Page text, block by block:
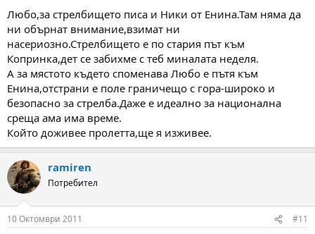
Любо,за стрелбището писа и Ники от Енина.Там няма да
ни обърнат внимание,взимат ни
насериозно.Стрелбището е по стария път към
Копринка,дет се забихме с теб миналата неделя.
А за мястото където споменава Любо е пътя към
Енина,отстрани е поле граничещо с гора-широко и
безопасно за стрелба.Даже е идеално за национална
среща ама има време.
Който доживее пролетта,ще я изживее.
ramiren
Потребител
10 Октомври 2011 #11